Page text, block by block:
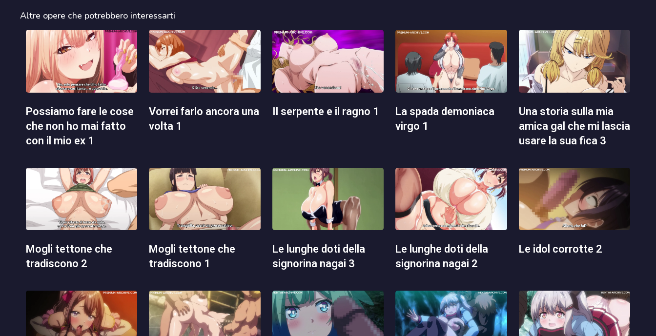
Altre opere che potrebbero interessarti
possiamo fare le cose
che non ho mai fatto
con il mio ex 1
vorrei farlo ancora una
volta 1
il serpente e il ragno 1
la spada demoniaca
virgo 1
una storia sulla mia
amica gal che mi lascia
usare la sua fica 3
mogli tettone che
tradiscono 2
mogli tettone che
tradiscono 1
le lunghe doti della
signorina nagai 3
le lunghe doti della
signorina nagai 2
le idol corrotte 2